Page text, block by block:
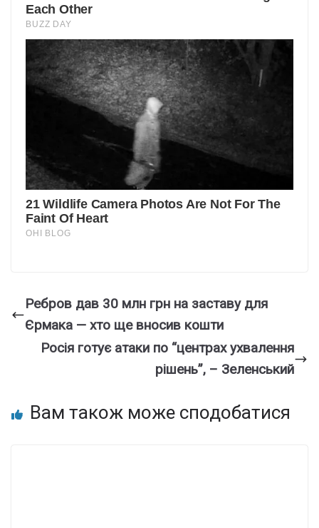
Ребров дав 30 млн грн на заставу для
Єрмака — хто ще вносив кошти
Росія готує атаки по “центрах ухвалення
рішень”, – Зеленський
Вам також може сподобатися